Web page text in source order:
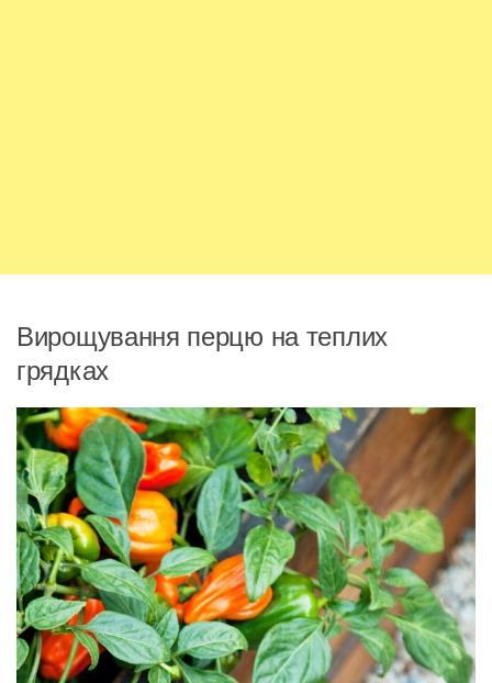
Вирощування перцю на теплих
грядках